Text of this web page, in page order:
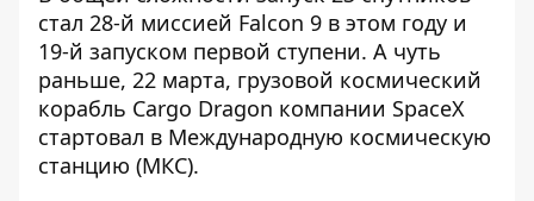
стал 28-й миссией Falcon 9 в этом году и
19-й запуском первой ступени. А чуть
раньше, 22 марта, грузовой космический
корабль Cargo Dragon компании SpaceX
стартовал в Международную космическую
станцию ​​(МКС).